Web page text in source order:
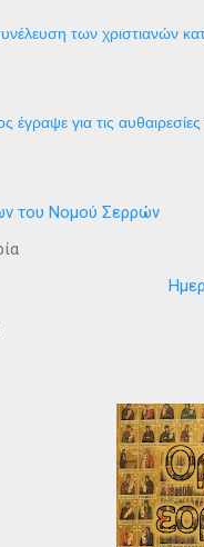
των χριστιανών
έγραψε για τις
του Νομού Σερρών